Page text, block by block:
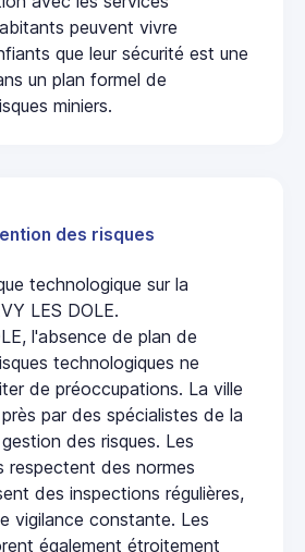
peuvent vivre
que leur sécurité est une
un plan formel de
miniers.
des risques
technologique sur la
LES DOLE.
l'absence de plan de
technologiques ne
de préoccupations. La ville
par des spécialistes de la
des risques. Les
respectent des normes
des inspections régulières,
vigilance constante. Les
également étroitement